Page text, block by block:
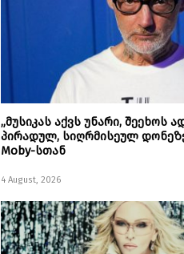
„მუსიკას აქვს უნარი, შეეხოს
პირადულ, სიღრმისეულ
Moby-სთან
4 August, 2026